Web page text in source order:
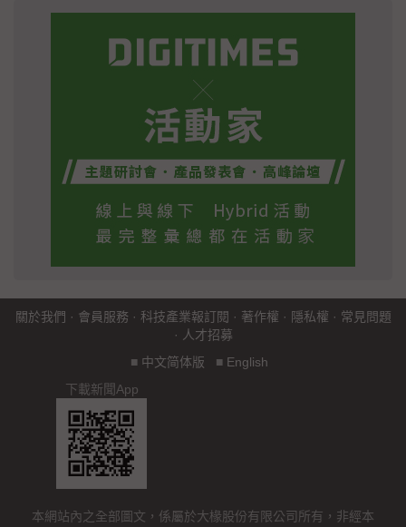
關於我們 · 會員服務 · 科技產業報訂閱 · 著作權 · 隱私權 · 常見問題
· 人才招募
■ 中文简体版 ■ English
下載新聞App
本網站內之全部圖文，係屬於大椽股份有限公司所有，非經本